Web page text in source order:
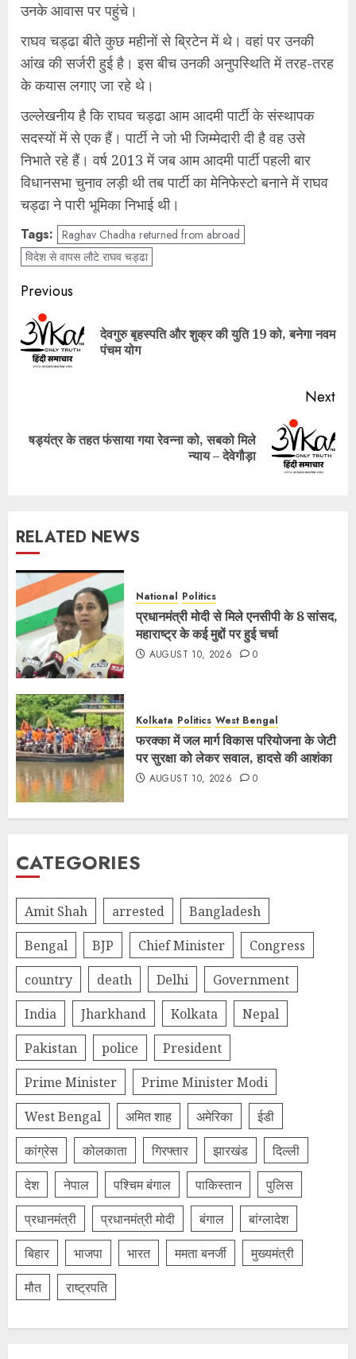
उनके आवास पर पहुंचे।
राघव चड्ढा बीते कुछ महीनों से ब्रिटेन में थे। वहां पर उनकी
आंख की सर्जरी हुई है। इस बीच उनकी अनुपस्थिति में तरह-तरह
के कयास लगाए जा रहे थे।
उल्लेखनीय है कि राघव चड्ढा आम आदमी पार्टी के संस्थापक
सदस्यों में से एक हैं। पार्टी ने जो भी जिम्मेदारी दी है वह उसे
निभाते रहे हैं। वर्ष 2013 में जब आम आदमी पार्टी पहली बार
विधानसभा चुनाव लड़ी थी तब पार्टी का मेनिफेस्टो बनाने में राघव
चड्ढा ने पारी भूमिका निभाई थी।
Tags: Raghav Chadha returned from abroad
विदेश से वापस लौटे राघव चड्ढा
Post
navigation
Previous
देवगुरु बृहस्पति और शुक्र की युति 19 को, बनेगा नवम
पंचम योग
Next
Next
षड्यंत्र के तहत फंसाया गया रेवन्ना को, सबको मिले
न्याय – देवेगौड़ा
RELATED NEWS
National Politics
प्रधानमंत्री मोदी से मिले एनसीपी के 8 सांसद,
महाराष्ट्र के कई मुद्दों पर हुई चर्चा
AUGUST 10, 2026 0
Kolkata Politics West Bengal
फरक्का में जल मार्ग विकास परियोजना के जेटी
पर सुरक्षा को लेकर सवाल, हादसे की आशंका
AUGUST 10, 2026 0
CATEGORIES
Amit Shah arrested
Bangladesh
Bengal
BJP Chief Minister
Congress
country
death Delhi
Government
India
Jharkhand Kolkata
Nepal
Pakistan
police
President
Prime Minister
Prime Minister Modi
West Bengal
अमित शाह अमेरिका
ईडी
कांग्रेस
कोलकाता गिरफ्तार झारखंड
दिल्‍ली
देश
नेपाल पश्चिम बंगाल पाकिस्तान
पुलिस
प्रधानमंत्री
प्रधानमंत्री मोदी बंगाल
बांग्लादेश
बिहार
भाजपा भारत ममता बनर्जी
मुख्यमंत्री
मौत
राष्ट्रपति